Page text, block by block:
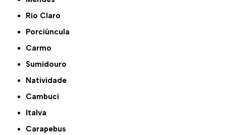
Rio Claro
Porciúncula
Carmo
Sumidouro
Natividade
Cambuci
Italva
Carapebus